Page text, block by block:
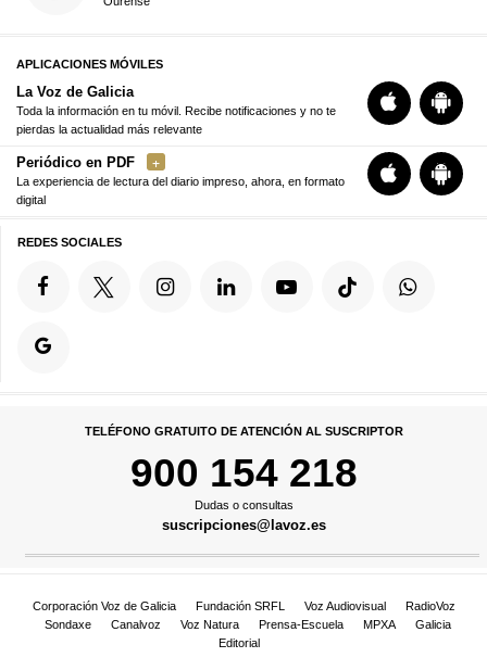
APLICACIONES MÓVILES
La Voz de Galicia
Toda la información en tu móvil. Recibe notificaciones y no te
pierdas la actualidad más relevante
Periódico en PDF
La experiencia de lectura del diario impreso, ahora, en formato
digital
REDES SOCIALES
TELÉFONO GRATUITO DE ATENCIÓN AL SUSCRIPTOR
900 154 218
Dudas o consultas
suscripciones@lavoz.es
Corporación Voz de Galicia Fundación SRFL Voz Audiovisual
RadioVoz
Sondaxe
Canalvoz Voz Natura Prensa-Escuela MPXA
Galicia
Editorial